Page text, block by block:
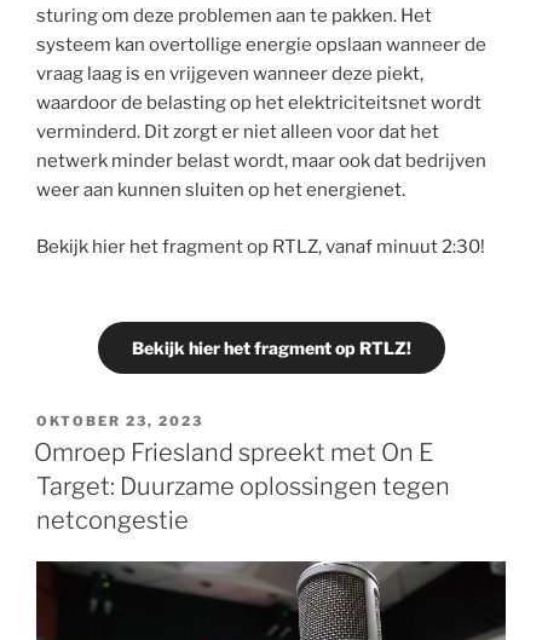
sturing om deze problemen aan te pakken. Het
systeem kan overtollige energie opslaan wanneer de
vraag laag is en vrijgeven wanneer deze piekt,
waardoor de belasting op het elektriciteitsnet wordt
verminderd. Dit zorgt er niet alleen voor dat het
netwerk minder belast wordt, maar ook dat bedrijven
weer aan kunnen sluiten op het energienet.
Bekijk hier het fragment op RTLZ, vanaf minuut 2:30!
Bekijk hier het fragment op RTLZ!
OKTOBER 23, 2023
Omroep Friesland spreekt met On E
Target: Duurzame oplossingen tegen
netcongestie